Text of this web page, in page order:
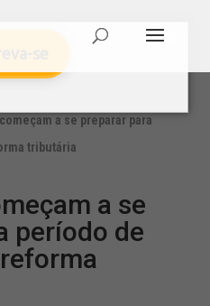
a se preparar para
tributária
a se
período de